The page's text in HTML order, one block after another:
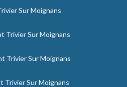
Sur Moignans
Trivier Sur Moignans
Trivier Sur Moignans
Trivier Sur Moignans